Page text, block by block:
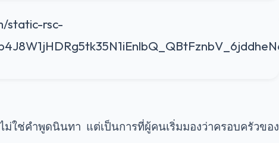
ม่ใช่คำพูดนินทา แต่เป็นการที่ผู้คนเริ่มมองว่าครอบครัวของ